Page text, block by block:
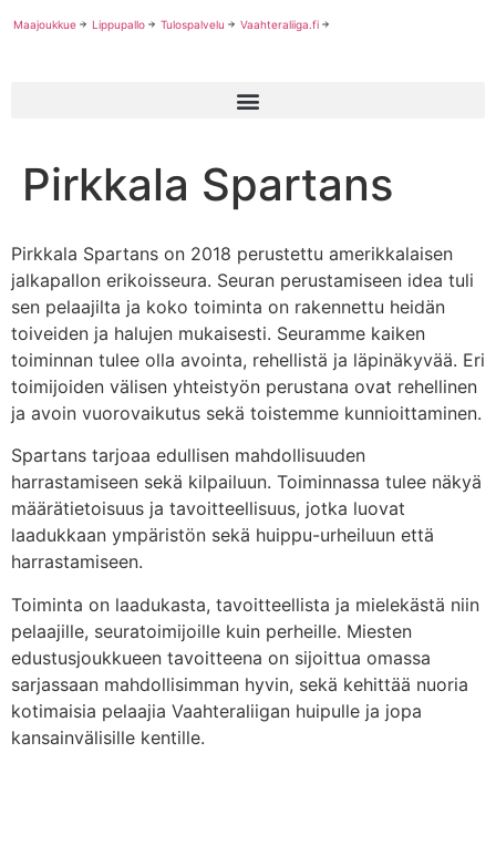
Maajoukkue Lippupallo Tulospalvelu Vaahteraliiga.fi
Pirkkala Spartans
Pirkkala Spartans on 2018 perustettu amerikkalaisen
jalkapallon erikoisseura. Seuran perustamiseen idea tuli
sen pelaajilta ja koko toiminta on rakennettu heidän
toiveiden ja halujen mukaisesti. Seuramme kaiken
toiminnan tulee olla avointa, rehellistä ja läpinäkyvää. Eri
toimijoiden välisen yhteistyön perustana ovat rehellinen
ja avoin vuorovaikutus sekä toistemme kunnioittaminen.
Spartans tarjoaa edullisen mahdollisuuden
harrastamiseen sekä kilpailuun. Toiminnassa tulee näkyä
määrätietoisuus ja tavoitteellisuus, jotka luovat
laadukkaan ympäristön sekä huippu-urheiluun että
harrastamiseen.
Toiminta on laadukasta, tavoitteellista ja mielekästä niin
pelaajille, seuratoimijoille kuin perheille. Miesten
edustusjoukkueen tavoitteena on sijoittua omassa
sarjassaan mahdollisimman hyvin, sekä kehittää nuoria
kotimaisia pelaajia Vaahteraliigan huipulle ja jopa
kansainvälisille kentille.